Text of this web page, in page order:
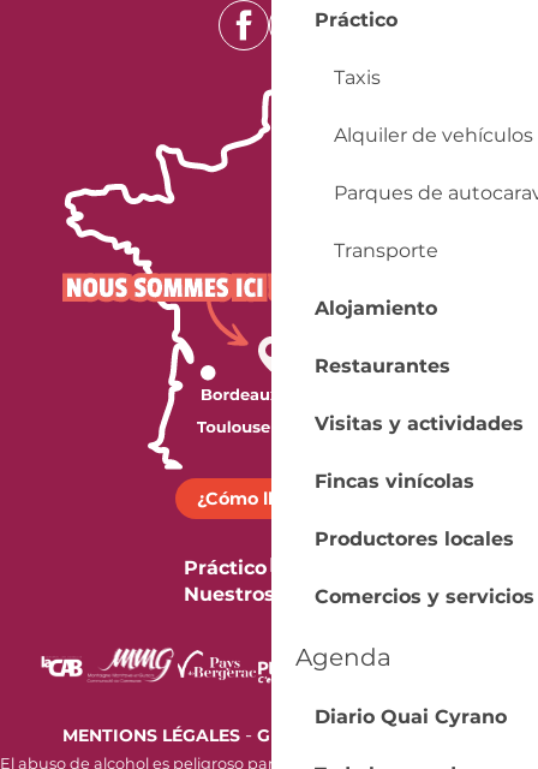
Práctico
Taxis
Alquiler de vehículos
Parques de
Transporte
Alojamiento
Restaurantes
Visitas y actividades
Fincas vinícolas
Productores locales
Comercios y servicios
Agenda
Diario Quai Cyrano
¿Cómo llegar?
Práctico
Nuestros folletos
MENTIONS LÉGALES- GESTION DES COOKIES
El abuso de alcohol es peligroso para la salud. Beba con moderación.